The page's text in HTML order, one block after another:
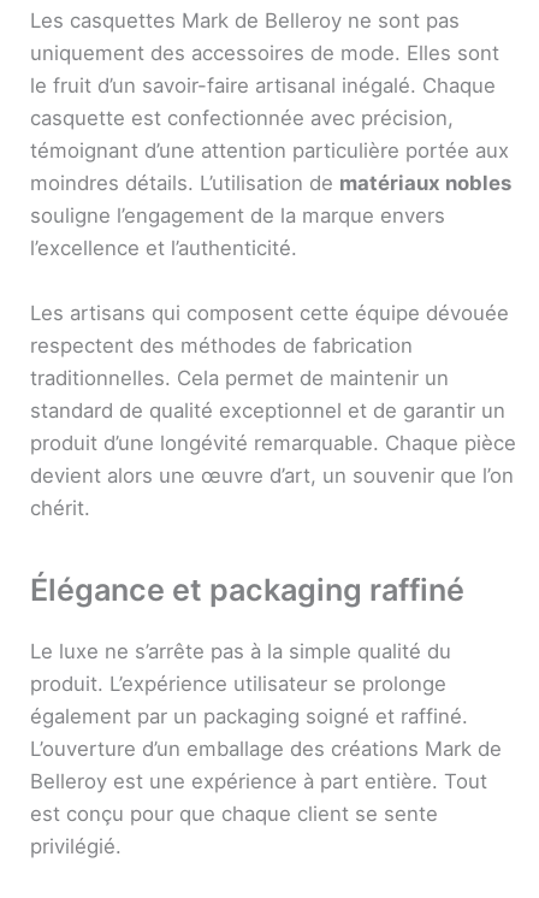
Les casquettes Mark de Belleroy ne sont pas
uniquement des accessoires de mode. Elles sont
le fruit d’un savoir-faire artisanal inégalé. Chaque
casquette est confectionnée avec précision,
témoignant d’une attention particulière portée aux
moindres détails. L’utilisation de matériaux nobles
souligne l’engagement de la marque envers
l’excellence et l’authenticité.
Les artisans qui composent cette équipe dévouée
respectent des méthodes de fabrication
traditionnelles. Cela permet de maintenir un
standard de qualité exceptionnel et de garantir un
produit d’une longévité remarquable. Chaque pièce
devient alors une œuvre d’art, un souvenir que l’on
chérit.
Élégance et packaging raffiné
Le luxe ne s’arrête pas à la simple qualité du
produit. L’expérience utilisateur se prolonge
également par un packaging soigné et raffiné.
L’ouverture d’un emballage des créations Mark de
Belleroy est une expérience à part entière. Tout
est conçu pour que chaque client se sente
privilégié.